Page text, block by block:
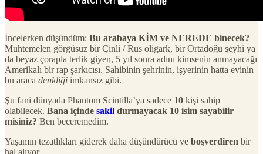
İncelerken düşündüm: Bu arabaya KİM ve NEREDE binecek?
Muhtemelen görgüsüz bir Çinli / Rus oligark, bir Ortadoğu şeyhi ya
da beyaz çorapla terlik giyen, 5 yıl sonra adını kimsenin anmayacağı
Amerikalı bir rap şarkıcısı. Sahibinin şehrinin, işyerinin hatta evinin
bu araca denkliği imkansız gibi.
Şu fani dünyada Phantom Scintilla’ya sadece 10 kişi sahip
olabilecek. Bana içinde sakil durmayacak 10 isim sayabilir
misiniz? Ben beceremedim.
Yaşamın tezatlıkları giderek daha düşündürücü ve boşverdiren bir
hal alıyor.